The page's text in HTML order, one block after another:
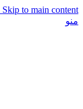
Skip to main content
منو